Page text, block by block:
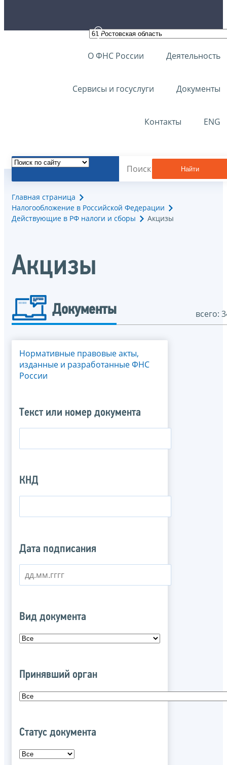
О ФНС России Деятельность
Сервисы и госуслуги Документы
Контакты ENG
Найти
Главная страница
Налогообложение в Российской Федерации
Действующие в РФ налоги и сборы
Акцизы
Акцизы
Документы всего:
Нормативные правовые акты,
изданные и разработанные ФНС
России
Текст или номер документа
КНД
Дата подписания
Вид документа
Принявший орган
Статус документа